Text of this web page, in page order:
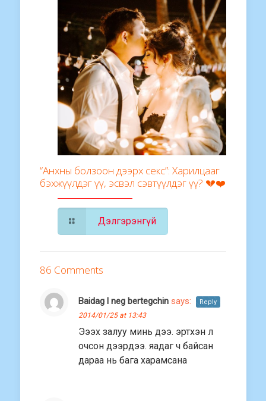
“Анхны болзоон дээрх секс”: Харилцааг
бэхжүүлдэг үү, эсвэл сэвтүүлдэг үү? 💔❤️
Дэлгэрэнгүй
86 Comments
Baidag l neg bertegchin says:
2014/01/25 at 13:43
Эээх залуу минь дээ. эртхэн л
очсон дээрдээ. яадаг ч байсан
дараа нь бага харамсана
Reply